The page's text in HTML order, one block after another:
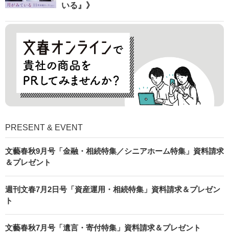
いる』》
PRESENT & EVENT
文藝春秋9月号「金融・相続特集／シニアホーム特集」資料請求
＆プレゼント
週刊文春7月2日号「資産運用・相続特集」資料請求＆プレゼン
ト
文藝春秋7月号「遺言・寄付特集」資料請求＆プレゼント